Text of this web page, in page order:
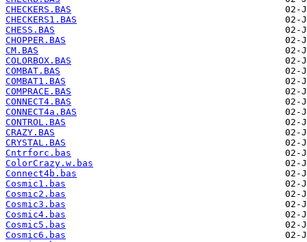
CHECKERS.BAS
CHECKERS1.BAS
CHESS.BAS
CHOPPER.BAS
CM.BAS
COLORBOX.BAS
COMBAT.BAS
COMBAT1.BAS
COMPRACE.BAS
CONNECT4.BAS
CONNECT4a.BAS
CONTROL.BAS
CRAZY.BAS
CRYSTAL.BAS
Cntrforc.bas
ColorCrazy.w.bas
Connect4b.bas
Cosmic1.bas
Cosmic2.bas
Cosmic3.bas
Cosmic4.bas
Cosmic5.bas
Cosmic6.bas